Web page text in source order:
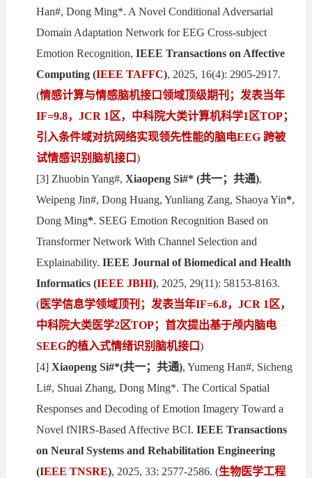
Han#, Dong Ming*. A Novel Conditional Adversarial
Domain Adaptation Network for EEG Cross-subject
Emotion Recognition, IEEE Transactions on Affective
Computing(IEEE TAFFC), 2025, 16(4): 2905-2917.
(情感计算与情感脑机接口领域顶级期刊 ；发表当年
IF=9.8，JCR 1区，中科院大类计算机科学1区TOP；
引入条件域对抗网络实现领先性能的脑电EEG 跨被
试情感识别脑机接口)
[3] Zhuobin Yang#, Xiaopeng Si#* (共一；共通),
Weipeng Jin#, Dong Huang, Yunliang Zang, Shaoya Yin*,
Dong Ming*. SEEG Emotion Recognition Based on
Transformer Network With Channel Selection and
Explainability. IEEE Journal of Biomedical and Health
Informatics(IEEE JBHI), 2025, 29(11): 58153-8163.
(医学信息学领域顶刊；发表当年IF=6.8，JCR 1区，
中科院大类医学2区TOP； 首次提出基于颅内脑电
SEEG的植入式情绪识别脑机接口)
[4] Xiaopeng Si#*(共一；共通), Yumeng Han#, Sicheng
Li#, Shuai Zhang, Dong Ming*. The Cortical Spatial
Responses and Decoding of Emotion Imagery Toward a
Novel fNIRS-Based Affective BCI. IEEE Transactions
on Neural Systems and Rehabilitation Engineering
(IEEE TNSRE), 2025, 33: 2577-2586. (生物医学工程